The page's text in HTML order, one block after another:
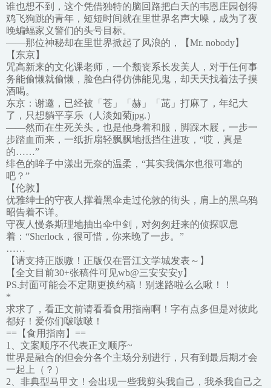
谁也想不到，这个凭借独特的脑回路把白天的韦恩庄园创得
鸡飞狗跳的青年，短短时间就在里世界名声大噪，成为了夜
晚蝙蝠家义警们的头号目标。
——那位神秘却在里世界掀起了风浪的，【Mr. nobody】
【东京】
咒高新来的文化课老师，一个颓丧系长发美人，对于任何事
务能偷懒就偷懒，脸色白得仿佛能见鬼，却天天找着法子摸
酒喝。
东京：谢邀，已经被「苍」「赫」「茈」打麻了，年纪大
了，只想躺平享乐（人淡如菊jpg.）
——然而在生死关头，也是他身着和服，脚踩木屐，一步一
步踏血而来，一纸折扇轻飘飘地抵挡住进攻，“哎，真是
的……”
绯色的眸子中漾出无奈的温柔，“其实我偶尔也很可靠的
吧？”
【伦敦】
优雅绅士的守夜人撑着黑伞走过伦敦的街头，肩上的黑乌鸦
昭告着不详。
守夜人慢条斯理地抽出伞中剑，对匆匆赶来的侦探叹息
着：“Sherlock，很可惜，你来晚了一步。”
……
【请支持正版嗷！正版仅在晋江文学城发表～】
【全文目前30+张稿件可见wb@三安安安y】
PS.封面可能会不定期更换约稿！别迷路啦么么啾！！
*
求求了，看正文前请看看食用指南啊！字有点多但是对彼此
都好！爱你们啵啵啵！
==【食用指南】==
1、文案顺序不代表正文顺序~
世界是融合的但会分各个主场分别进行，只有到最后期才会
一起上（？）
2、非典型马甲文！会出现一些我剪头我自己，我杀我自己之